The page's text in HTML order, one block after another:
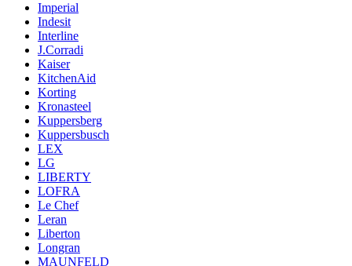
Imperial
Indesit
Interline
J.Corradi
Kaiser
KitchenAid
Korting
Kronasteel
Kuppersberg
Kuppersbusch
LEX
LG
LIBERTY
LOFRA
Le Chef
Leran
Liberton
Longran
MAUNFELD